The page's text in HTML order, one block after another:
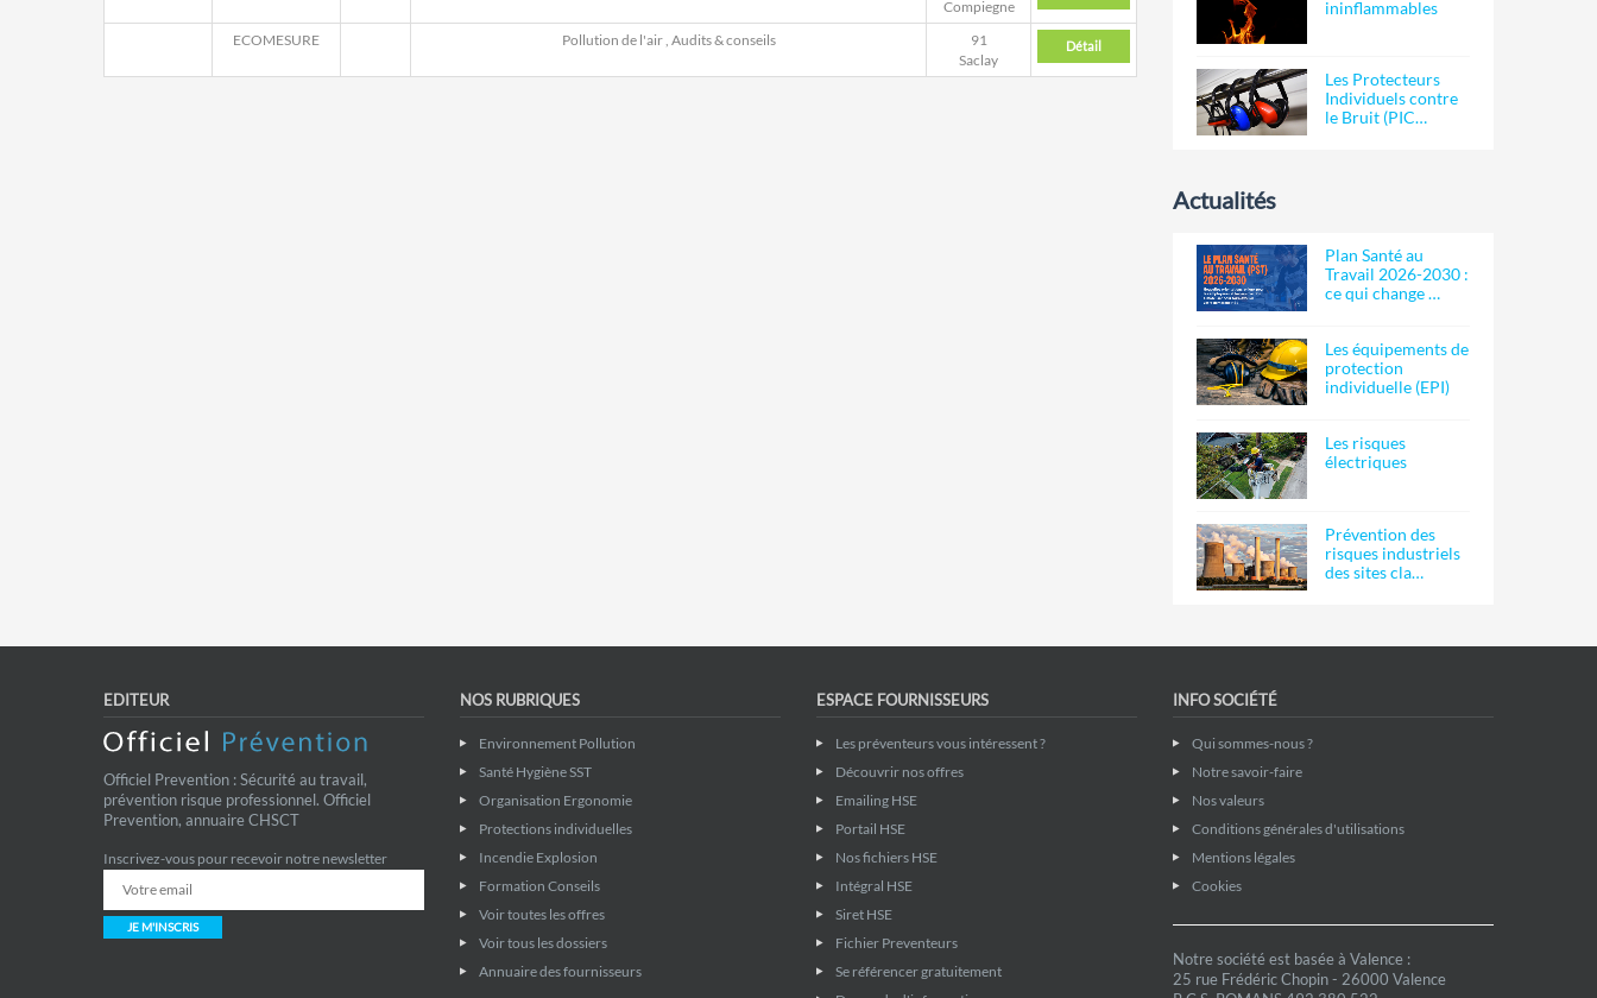
Compiegne
ECOMESURE Pollution de l'air, Audits & conseils
91
Saclay
Détail
ininflammables
Les Protecteurs
Individuels contre
le Bruit (PIC…
Actualités
Plan Santé au
Travail 2026-2030 :
ce qui change …
Les équipements de
protection
individuelle (EPI)
Les risques
électriques
Prévention des
risques industriels
des sites cla…
EDITEUR
Officiel Prevention : Sécurité au travail,
prévention risque professionnel. Officiel
Prevention, annuaire CHSCT
Inscrivez-vous pour recevoir notre newsletter
JE M'INSCRIS
NOS RUBRIQUES
Environnement Pollution
Santé Hygiène SST
Organisation Ergonomie
Protections individuelles
Incendie Explosion
Formation Conseils
Voir toutes les offres
Voir tous les dossiers
Annuaire des fournisseurs
ESPACE FOURNISSEURS
Les préventeurs vous intéressent ?
Découvrir nos offres
Emailing HSE
Portail HSE
Nos fichiers HSE
Intégral HSE
Siret HSE
Fichier Preventeurs
Se référencer gratuitement
INFO SOCIÉTÉ
Qui sommes-nous ?
Notre savoir-faire
Nos valeurs
Conditions générales d'utilisations
Mentions légales
Cookies
Notre société est basée à Valence :
25 rue Frédéric Chopin - 26000 Valence